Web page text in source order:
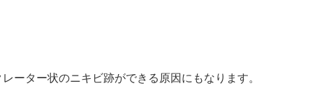
ーター状のニキビ跡ができる原因にもなります。